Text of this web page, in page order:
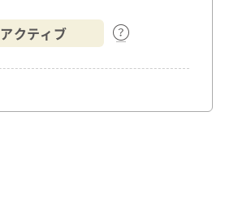
アクティブ